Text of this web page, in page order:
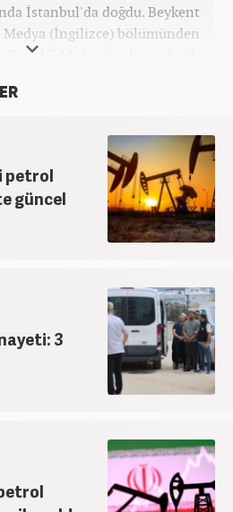
İstanbul'da doğdu. Beykent
(İngilizce) bölümünden
Kanal 7 Medya Grubu'na bağlı
petrol
güncel
3